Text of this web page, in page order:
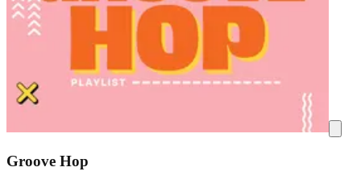
Groove Hop